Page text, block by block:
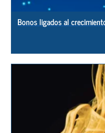
Bonos ligados al